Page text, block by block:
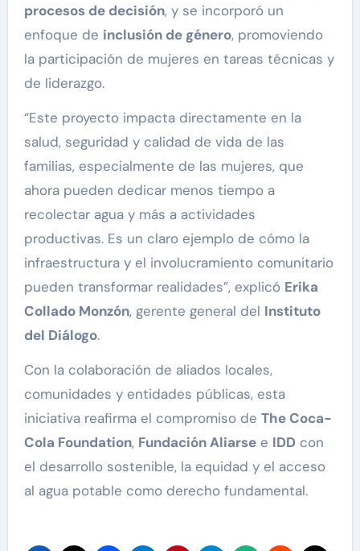
procesos de decisión, y se incorporó un
enfoque de inclusión de género, promoviendo
la participación de mujeres en tareas técnicas y
de liderazgo.
“Este proyecto impacta directamente en la
salud, seguridad y calidad de vida de las
familias, especialmente de las mujeres, que
ahora pueden dedicar menos tiempo a
recolectar agua y más a actividades
productivas. Es un claro ejemplo de cómo la
infraestructura y el involucramiento comunitario
pueden transformar realidades”, explicó Erika
Collado Monzón, gerente general del Instituto
del Diálogo.
Con la colaboración de aliados locales,
comunidades y entidades públicas, esta
iniciativa reafirma el compromiso de The Coca-
Cola Foundation, Fundación Aliarsee IDDcon
el desarrollo sostenible, la equidad y el acceso
al agua potable como derecho fundamental.